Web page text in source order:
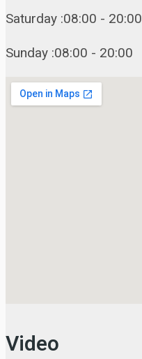
Saturday :08:00 - 20:00
Sunday :08:00 - 20:00
Video